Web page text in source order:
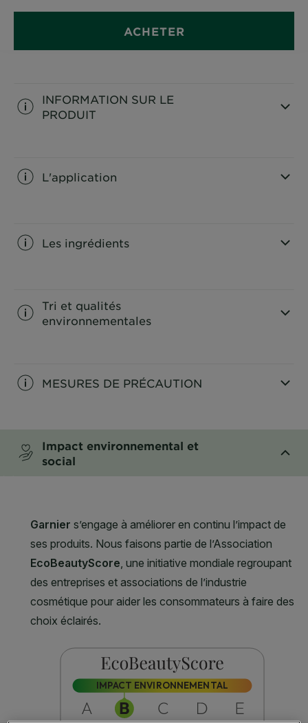
ACHETER
INFORMATION SUR LE
PRODUIT
L'application
Les ingrédients
Tri et qualités
environnementales
MESURES DE PRÉCAUTION
Impact environnemental et
social